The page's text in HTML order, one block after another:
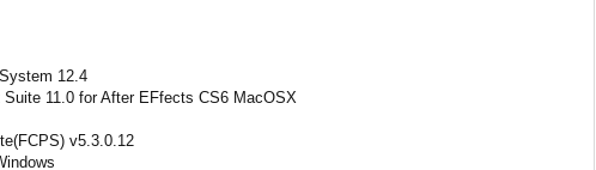
12.4
11.0 for After EFfects CS6 MacOSX
v5.3.0.12